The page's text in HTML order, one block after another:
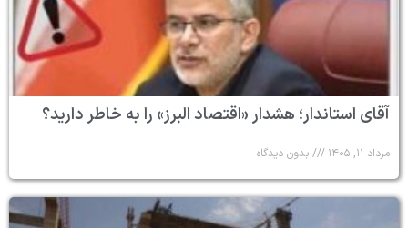
آقای استاندار؛ هشدار «اقتصاد البرز» را به خاطر دارید؟
مرداد ۱۱, ۱۴۰۵ بدون دیدگاه